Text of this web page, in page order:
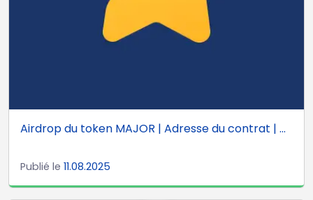
Airdrop du token MAJOR | Adresse du contrat | ...
Publié le 11.08.2025